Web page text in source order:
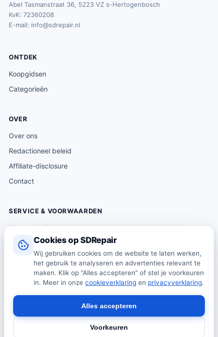
Cookies op SDRepair
Wij gebruiken cookies om de website te laten werken,
het gebruik te analyseren en advertenties relevant te
maken. Klik op “Alles accepteren” of stel je voorkeuren
in. Meer in onze cookieverklaring en privacyverklaring.
Voorkeuren
Alles accepteren
Abel Tasmanstraat 36, 5223 VZ s-Hertogenbosch
KvK: 72360208
E-mail: info@sdrepair.nl
ONTDEK
Koopgidsen
Categorieën
OVER
Over ons
Redactioneel beleid
Affiliate-disclosure
Contact
SERVICE & VOORWAARDEN
Klantenservice
Verzending & levering
Retourneren
Algemene voorwaarden